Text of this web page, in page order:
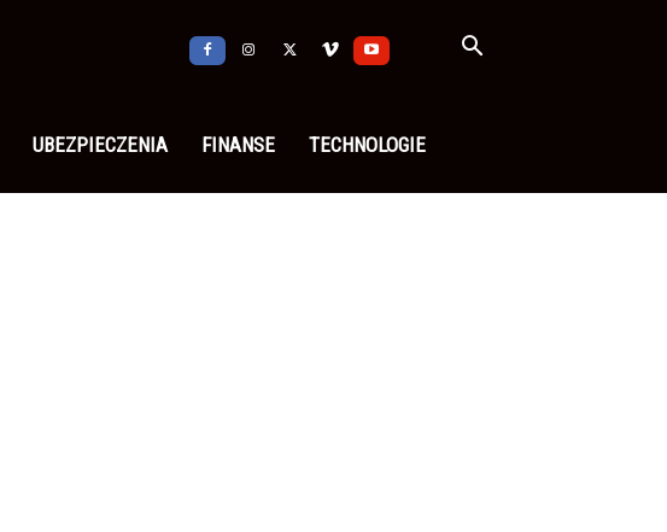
UBEZPIECZENIA FINANSE TECHNOLOGIE